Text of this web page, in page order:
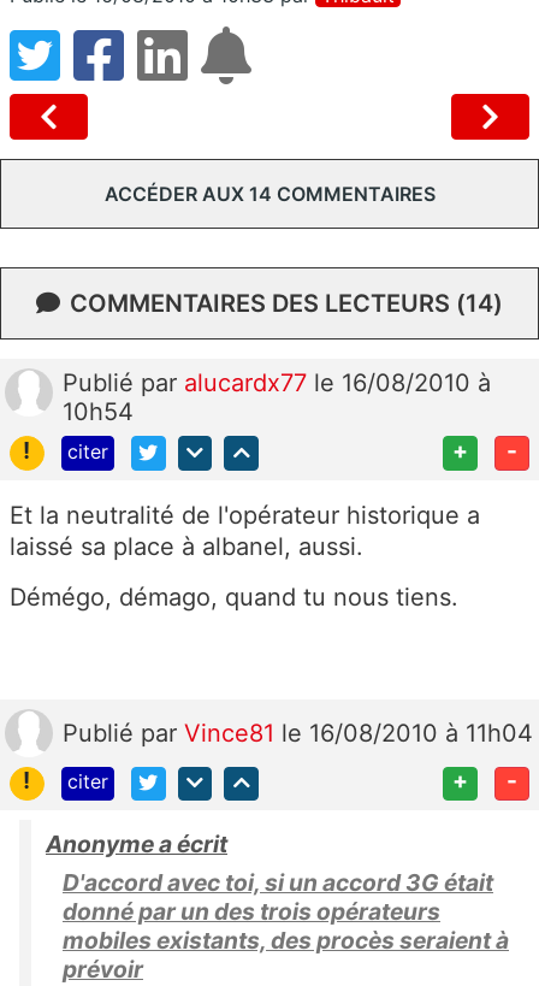
ACCÉDER AUX 14 COMMENTAIRES
COMMENTAIRES DES LECTEURS (14)
Publié par alucardx77 le 16/08/2010 à
10h54
!
citer + -
Et la neutralité de l'opérateur historique a
laissé sa place à albanel, aussi.
Démégo, démago, quand tu nous tiens.
Publié par Vince81 le 16/08/2010 à 11h04
!
citer + -
Anonyme a écrit
D'accord avec toi, si un accord 3G était
donné par un des trois opérateurs
mobiles existants, des procès seraient à
prévoir